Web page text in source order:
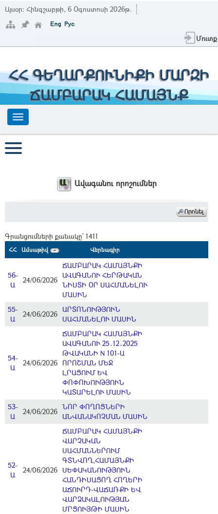
Այսօր: Հինգշաբթի, 6 Օգոստոսի 2026թ.
Մուտք
ՀՀ ԳԵՂԱՐՔՈՒՆԻՔԻ ՄԱՐԶԻ
ՃԱՄԲԱՐԱԿ ՀԱՄԱՅՆՔ
Ավագանու որոշումներ
Գրանցումների քանակը` 1411
ՀՀ Ամսաթիվ Վերնագիր
56-
Ա
24/06/2026
ՃԱՄԲԱՐԱԿ ՀԱՄԱՅՆՔԻ
ԱՎԱԳԱՆՈՒ ՀԵՐԹԱԿԱՆ
ՆԻՍՏԻ ՕՐ ՍԱՀՄԱՆԵԼՈՒ
ՄԱՍԻՆ
55-
Ա
24/06/2026
ԱՐՏՈՆՈՒԹՅՈՒՆ
ՍԱՀՄԱՆԵԼՈՒ ՄԱՍԻՆ
54-
Ա
24/06/2026
ՃԱՄԲԱՐԱԿ ՀԱՄԱՅՆՔԻ
ԱՎԱԳԱՆՈՒ 25․12․2025
ԹՎԱԿԱՆԻ N 101-Ա
ՈՐՈՇՄԱՆ ՄԵՋ
ԼՐԱՑՈՒՄ ԵՎ
ՓՈՓՈԽՈՒԹՅՈՒՆ
ԿԱՏԱՐԵԼՈՒ ՄԱՍԻՆ
53-
Ա
24/06/2026
ՆՈՐ ՓՈՂՈՑՆԵՐԻ
ԱՆՎԱՆԱԿՈՉՄԱՆ ՄԱՍԻՆ
52-
Ա
24/06/2026
ՃԱՄԲԱՐԱԿ ՀԱՄԱՅՆՔԻ
ՎԱՐՉԱԿԱՆ
ՍԱՀՄԱՆՆԵՐՈՒՄ
ԳՏՆՎՈՂ,ՀԱՄԱՅՆՔԻ
ՍԵՓԱԿԱՆՈՒԹՅՈՒՆ
ՀԱՆԴԻՍԱՑՈՂ ՀՈՂԵՐԻ
ԱՃՈՒՐԴ-ՎԱՃԱՌՔԻ ԵՎ
ՎԱՐՁԱԿԱԼՈՒԹՅԱՆ
ՄՐՑՈՒՅԹԻ ՄԱՍԻՆ